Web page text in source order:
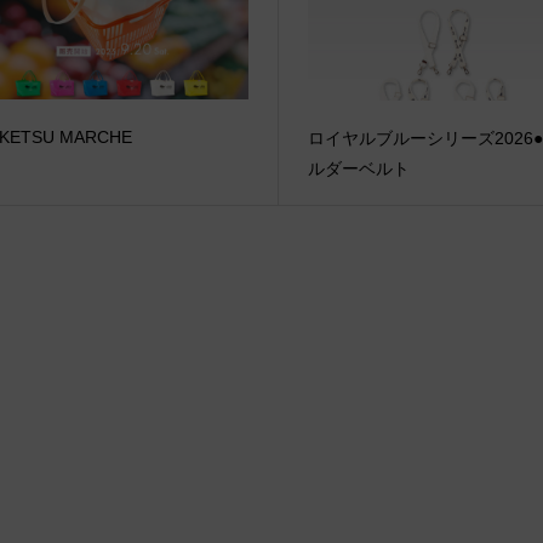
MARCHE
ロイヤルブルーシリーズ
ルダーベルト